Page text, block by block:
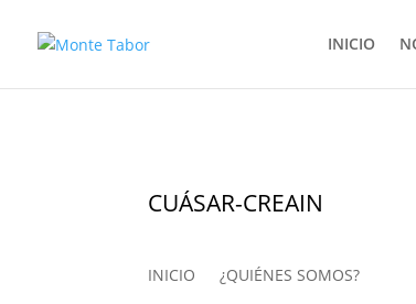
INICIO
CUÁSAR-CREAIN
INICIO ¿QUIÉNES SOMOS?